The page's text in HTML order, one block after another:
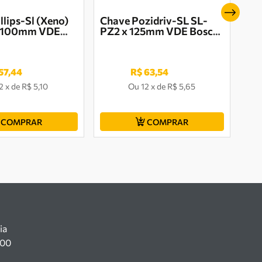
Sl (Xeno)
VDE
,44
xde R$ 5,10
COMPRAR
Chave Pozidriv-SL SL-
PZ2 x 125mm VDE Bosch
R$63,54
Ou12 xde R$ 5,65
COMPRAR